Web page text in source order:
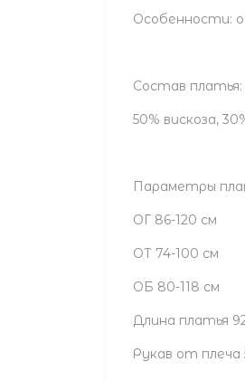
Особенности:
Состав платья:
50% вискоза,
Параметры
ОГ 86-120 см
ОТ 74-100 см
ОБ 80-118 см
Длина платья
Рукав от плеча